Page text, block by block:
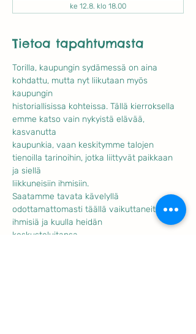
ke 12.8. klo 18.00
Tietoa tapahtumasta
Torilla, kaupungin sydämessä on aina
kohdattu, mutta nyt liikutaan myös
kaupungin
historiallisissa kohteissa. Tällä kierroksella
emme katso vain nykyistä elävää,
kasvanutta
kaupunkia, vaan keskitymme talojen
tienoilla tarinoihin, jotka liittyvät paikkaan
ja siellä
liikkuneisiin ihmisiin.
Saatamme tavata kävelyllä
odottamattomasti täällä vaikuttaneita
ihmisiä ja kuulla heidän
keskusteluitansa.